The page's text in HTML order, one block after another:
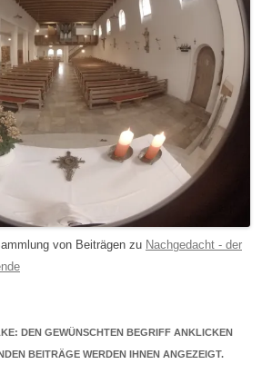
von Beiträgen zu Nachgedacht - der
DEN GEWÜNSCHTEN BEGRIFF ANKLICKEN
BEITRÄGE WERDEN IHNEN ANGEZEIGT.